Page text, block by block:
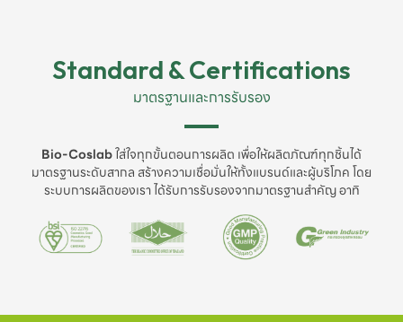
Standard & Certifications
มาตรฐานและการรับรอง
Bio-Coslabใส่ใจทุกขั้นตอนการผลิต เพื่อให้ผลิตภัณฑ์ทุกชิ้นได้
มาตรฐานระดับสากล สร้างความเชื่อมั่นให้ทั้งแบรนด์และผู้บริโภค โดย
ระบบการผลิตของเรา ได้รับการรับรองจากมาตรฐานสำคัญ อาทิ